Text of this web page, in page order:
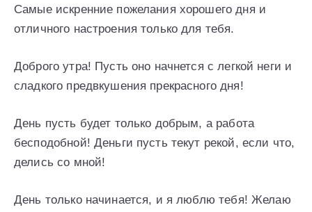
Самые искренние пожелания хорошего дня и
отличного настроения только для тебя.
Доброго утра! Пусть оно начнется с легкой неги и
сладкого предвкушения прекрасного дня!
День пусть будет только добрым, а работа
бесподобной! Деньги пусть текут рекой, если что,
делись со мной!
День только начинается, и я люблю тебя! Желаю